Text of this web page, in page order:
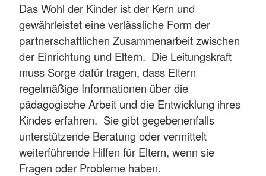
Das Wohl der Kinder ist der Kern und
gewährleistet eine verlässliche Form der
partnerschaftlichen Zusammenarbeit zwischen
der Einrichtung und Eltern. Die Leitungskraft
muss Sorge dafür tragen, dass Eltern
regelmäßige Informationen über die
pädagogische Arbeit und die Entwicklung ihres
Kindes erfahren. Sie gibt gegebenenfalls
unterstützende Beratung oder vermittelt
weiterführende Hilfen für Eltern, wenn sie
Fragen oder Probleme haben.